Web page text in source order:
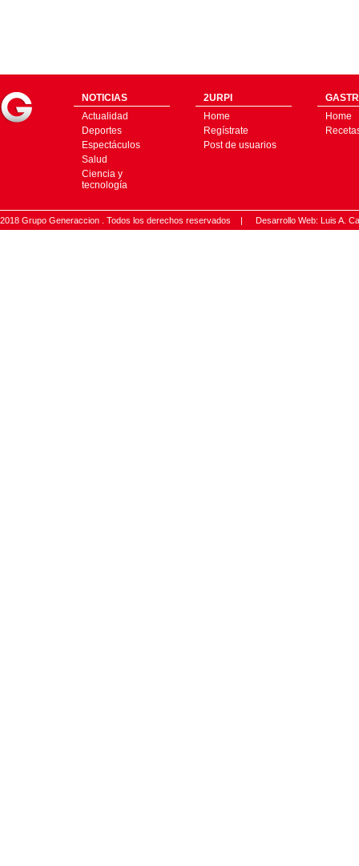
NOTICIAS
Actualidad
Deportes
Espectáculos
Salud
Ciencia y
tecnología
2URPI
Home
Regístrate
Post de usuarios
Home
2018 Grupo Generaccion . Todos los derechos reservados | Desarrollo Web: Luis